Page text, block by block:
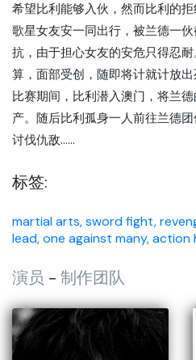
希望比利能够入伙，然而比利的
歌星女友安一同出行，被兰德一
抗，由于担心女友的安危只得忍
算，面部受创，随即将计就计放
比赛期间，比利潜入澳门，将兰
产。随后比利孤身一人前往兰德
讨伐仇敌……
标签:
martial arts,sword fight,
lead,one against many,action
演员 - 制作团队